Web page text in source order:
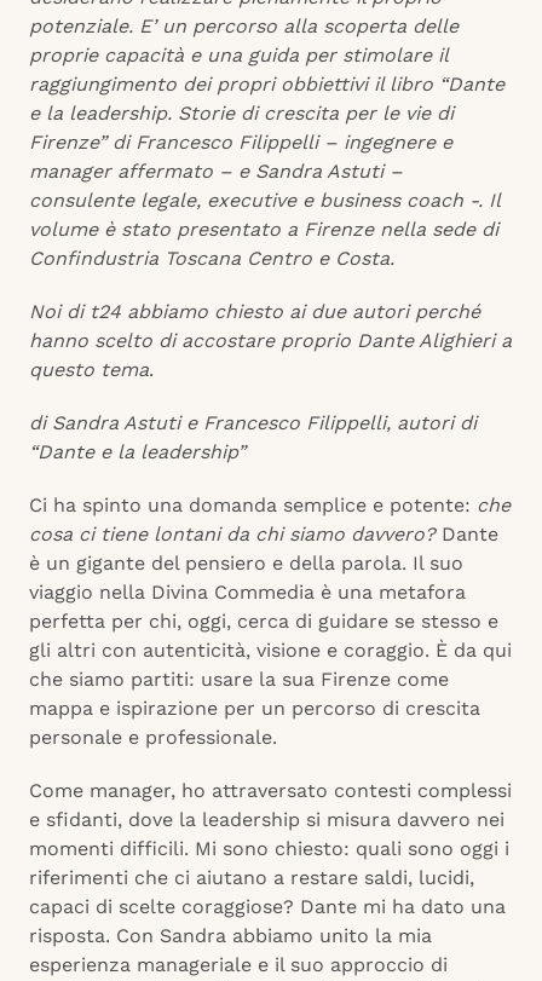
potenziale. E’ un percorso alla scoperta delle
proprie capacità e una guida per stimolare il
raggiungimento dei propri obbiettivi il libro “Dante
e la leadership. Storie di crescita per le vie di
Firenze” di Francesco Filippelli – ingegnere e
manager affermato – e Sandra Astuti –
consulente legale, executive e business coach -. Il
volume è stato presentato a Firenze nella sede di
Confindustria Toscana Centro e Costa.
Noi di t24 abbiamo chiesto ai due autori perché
hanno scelto di accostare proprio Dante Alighieri a
questo tema.
di Sandra Astuti e Francesco Filippelli, autori di
“Dante e la leadership”
Ci ha spinto una domanda semplice e potente: che
cosa ci tiene lontani da chi siamo davvero?Dante
è un gigante del pensiero e della parola. Il suo
viaggio nella Divina Commedia è una metafora
perfetta per chi, oggi, cerca di guidare se stesso e
gli altri con autenticità, visione e coraggio. È da qui
che siamo partiti: usare la sua Firenze come
mappa e ispirazione per un percorso di crescita
personale e professionale.
Come manager, ho attraversato contesti complessi
e sfidanti, dove la leadership si misura davvero nei
momenti difficili. Mi sono chiesto: quali sono oggi i
riferimenti che ci aiutano a restare saldi, lucidi,
capaci di scelte coraggiose? Dante mi ha dato una
risposta. Con Sandra abbiamo unito la mia
esperienza manageriale e il suo approccio di